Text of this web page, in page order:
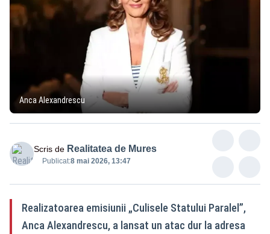
Anca Alexandrescu
Scris de Realitatea de Mures
Publicat:8 mai 2026, 13:47
Realizatoarea emisiunii „Culisele Statului Paralel”,
Anca Alexandrescu, a lansat un atac dur la adresa